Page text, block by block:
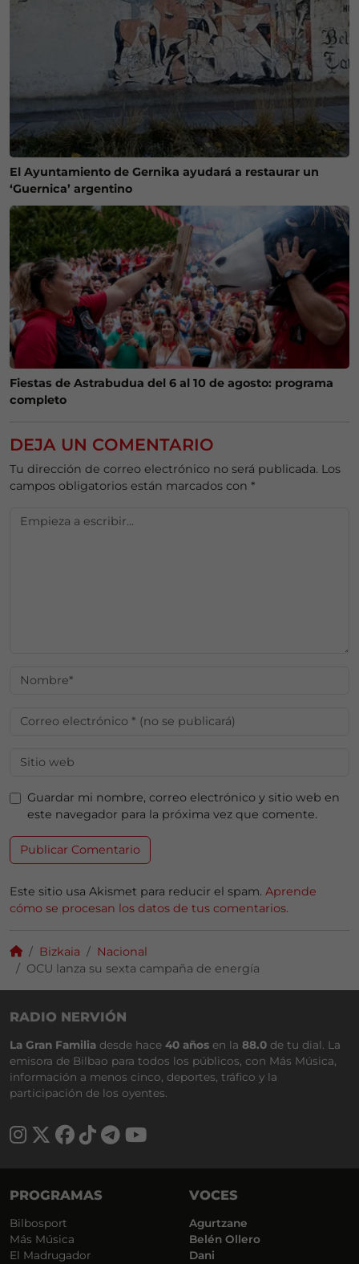
El Ayuntamiento de Gernika ayudará a restaurar un
‘Guernica’ argentino
Fiestas de Astrabudua del 6 al 10 de agosto: programa
completo
DEJA UN COMENTARIO
Tu dirección de correo electrónico no será publicada. Los
campos obligatorios están marcados con *
Guardar mi nombre, correo electrónico y sitio web en
este navegador para la próxima vez que comente.
Este sitio usa Akismet para reducir el spam. Aprende
cómo se procesan los datos de tus comentarios.
Bizkaia
Nacional
OCU lanza su sexta campaña de energía
RADIO NERVIÓN
La Gran Familia desde hace 40 años en la 88.0 de tu dial. La
emisora de Bilbao para todos los públicos, con Más Música,
información a menos cinco, deportes, tráfico y la
participación de los oyentes.
PROGRAMAS
Bilbosport
Más Música
El Madrugador
VOCES
Agurtzane
Belén Ollero
Dani